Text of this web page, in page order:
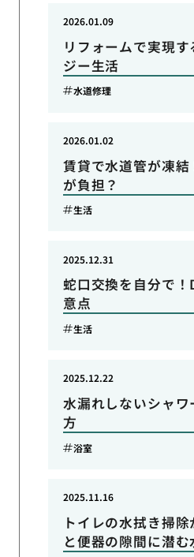
リフォームで実現
ジー生活
2026.01.09
水道修理
賃貸で水道管が凍
が負担？
2026.01.02
生活
蛇口交換を自分で！
意点
2025.12.31
生活
水漏れしないシャ
方
2025.12.22
浴室
トイレの水拭き掃
と便器の隙間に潜
2025.11.16